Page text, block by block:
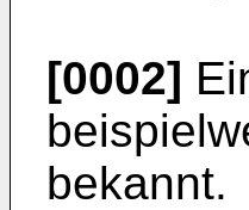
[0002]
bekannt.